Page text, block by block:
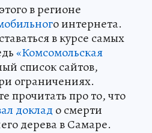
в регионе
о интернета.
в курсе самых
«Комсомольская
список сайтов,
ограничениях.
прочитать про то, что
доклад о смерти
дерева в Самаре.